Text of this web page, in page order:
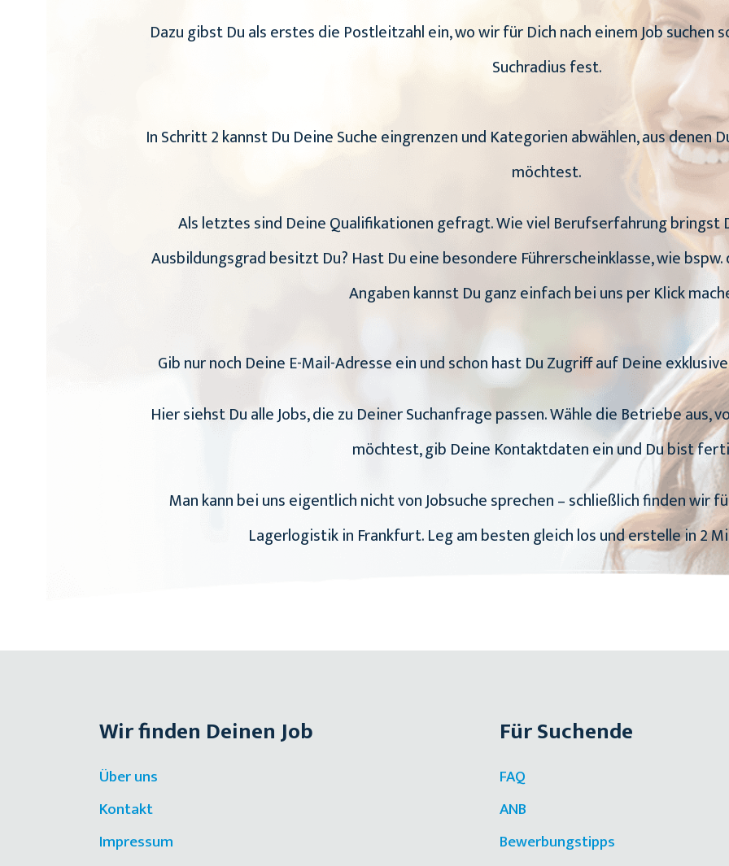
Dazu gibst Du als erstes die Postleitzahl ein, wo wir für Dich nach einem Job suchen
Suchradius fest.
In Schritt 2 kannst Du Deine Suche eingrenzen und Kategorien abwählen, aus denen
möchtest.
Als letztes sind Deine Qualifikationen gefragt. Wie viel Berufserfahrung bringst
Ausbildungsgrad besitzt Du? Hast Du eine besondere Führerscheinklasse, wie
Angaben kannst Du ganz einfach bei uns per Klick
Gib nur noch Deine E-Mail-Adresse ein und schon hast Du Zugriff auf Deine
Hier siehst Du alle Jobs, die zu Deiner Suchanfrage passen. Wähle die Betriebe aus,
möchtest, gib Deine Kontaktdaten ein und Du bist
Man kann bei uns eigentlich nicht von Jobsuche sprechen – schließlich finden wir
Lagerlogistik in Frankfurt. Leg am besten gleich los und erstelle in 2
Wir finden Deinen Job
Über uns
Kontakt
Impressum
Für Suchende
FAQ
ANB
Bewerbungstipps